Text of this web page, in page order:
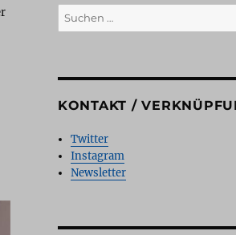
Suchen
nach:
KONTAKT /
Twitter
Instagram
Newsletter